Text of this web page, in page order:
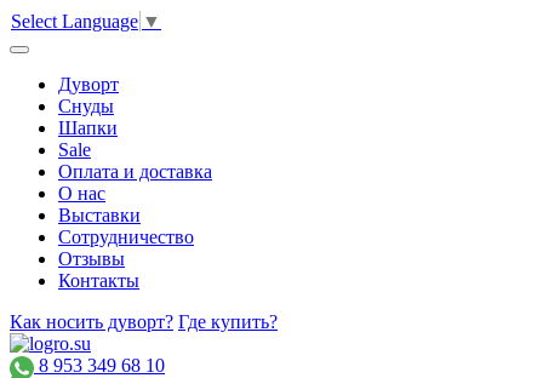
Select Language ▼
Дуворт
Снуды
Шапки
Sale
Оплата и доставка
О нас
Выставки
Сотрудничество
Отзывы
Контакты
Как носить дуворт? Где купить?
8 953 349 68 10